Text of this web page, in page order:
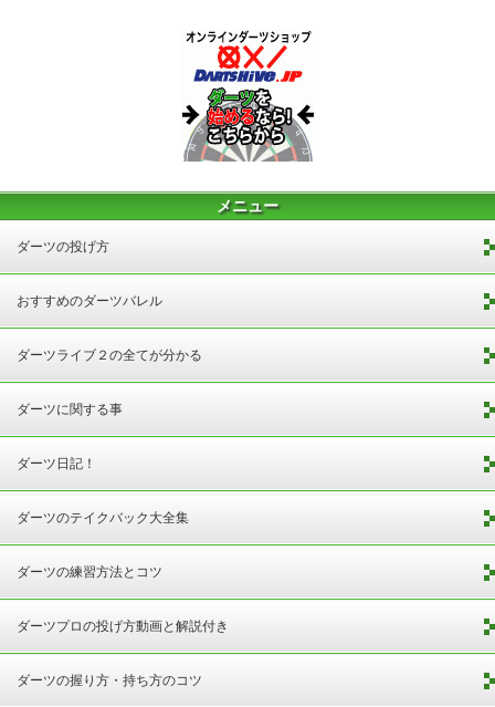
メニュー
ダーツの投げ方
おすすめのダーツバレル
ダーツライブ２の全てが分かる
ダーツに関する事
ダーツ日記！
ダーツのテイクバック大全集
ダーツの練習方法とコツ
ダーツプロの投げ方動画と解説付き
ダーツの握り方・持ち方のコツ